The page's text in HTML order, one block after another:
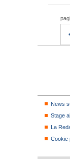
News
Stage
La
Cookie